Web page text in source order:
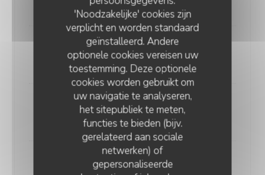
'Noodzakelijke' cookies zijn
verplicht en worden standaard
geïnstalleerd. Andere
optionele cookies vereisen uw
toestemming. Deze optionele
cookies worden gebruikt om
uw navigatie te analyseren,
het sitepubliek te meten,
functies te bieden (bijv.
gerelateerd aan sociale
netwerken) of
gepersonaliseerde
13,00 EUR
Spek kaas en champignons
13,00 EUR
Spek en appel
12,00 EUR
Spek en kaas